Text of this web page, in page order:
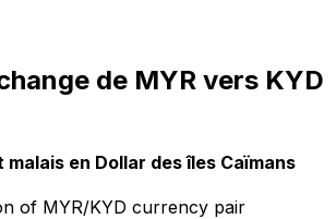
de MYR vers KYD
en Dollar des îles Caïmans
of MYR/KYD currency pair